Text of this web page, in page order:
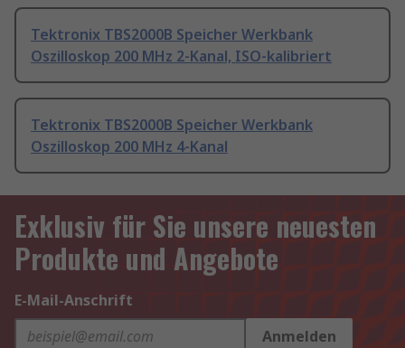
Tektronix TBS2000B Speicher Werkbank
Oszilloskop 200 MHz 2-Kanal, ISO-kalibriert
Tektronix TBS2000B Speicher Werkbank
Oszilloskop 200 MHz 4-Kanal
Exklusiv für Sie unsere neuesten
Produkte und Angebote
E-Mail-Anschrift
Anmelden